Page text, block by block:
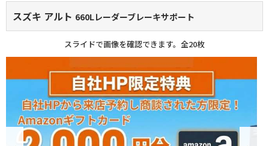
スズキ アルト 660Lレーダーブレーキサポート
スライドで画像を確認できます。 全20枚